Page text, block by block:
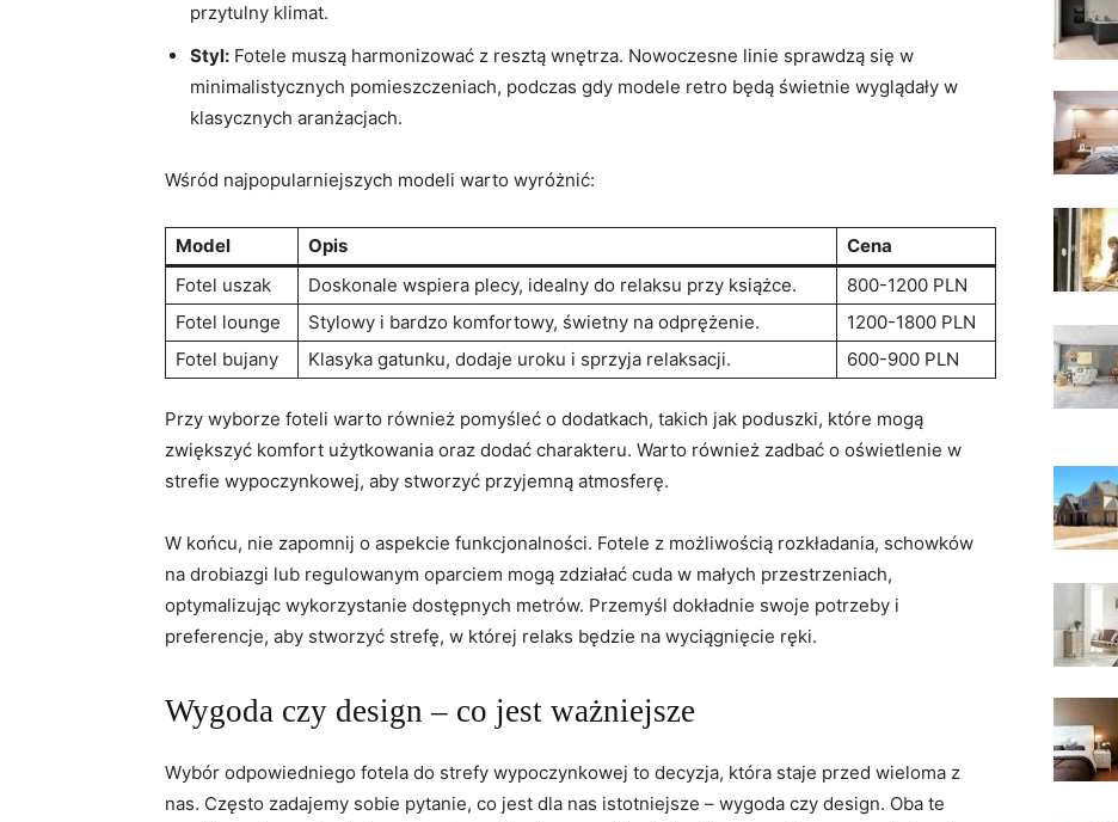
przytulny ⁤klimat.
Styl: Fotele muszą harmonizować z‌ resztą wnętrza. Nowoczesne⁤ linie sprawdzą się w‍
minimalistycznych pomieszczeniach, podczas⁣ gdy modele ‌retro ⁢będą świetnie wyglądały ⁢w
klasycznych⁢ aranżacjach.
Wśród najpopularniejszych‌ modeli warto wyróżnić:
Model Opis
Cena
Fotel uszak
Doskonale wspiera plecy, idealny do relaksu przy⁤ książce.
800-1200 ⁣PLN
Fotel lounge
Stylowy⁣ i bardzo komfortowy,⁤ świetny na⁢ odprężenie.
1200-1800⁢ PLN
Fotel ⁤bujany
Klasyka gatunku, dodaje uroku i sprzyja relaksacji. 600-900 ​PLN
Przy wyborze⁢ foteli warto​ również ⁣pomyśleć o dodatkach,⁣ takich‌ jak poduszki,‌ które mogą
zwiększyć komfort użytkowania ⁤oraz ​dodać ⁤charakteru. ‍Warto również⁤ zadbać o oświetlenie w
strefie wypoczynkowej, aby ⁣stworzyć przyjemną ​atmosferę.
W‌ końcu, nie zapomnij ⁢o⁣ aspekcie‌ funkcjonalności. Fotele⁢ z możliwością ‌rozkładania, schowków
⁤na‌ drobiazgi ⁤lub regulowanym oparciem mogą zdziałać cuda ‌w małych przestrzeniach,
optymalizując wykorzystanie ⁣dostępnych metrów. ⁢Przemyśl dokładnie ‌swoje‌ potrzeby i
preferencje, aby stworzyć ‍strefę, w której relaks będzie⁢ na wyciągnięcie ręki.
Wygoda czy ⁢design – co jest ważniejsze
Wybór odpowiedniego fotela ⁢do strefy wypoczynkowej to decyzja, która staje przed ‌wieloma z
nas. Często zadajemy sobie pytanie, co⁣ jest⁢ dla nas istotniejsze ⁤– wygoda czy design. Oba te​